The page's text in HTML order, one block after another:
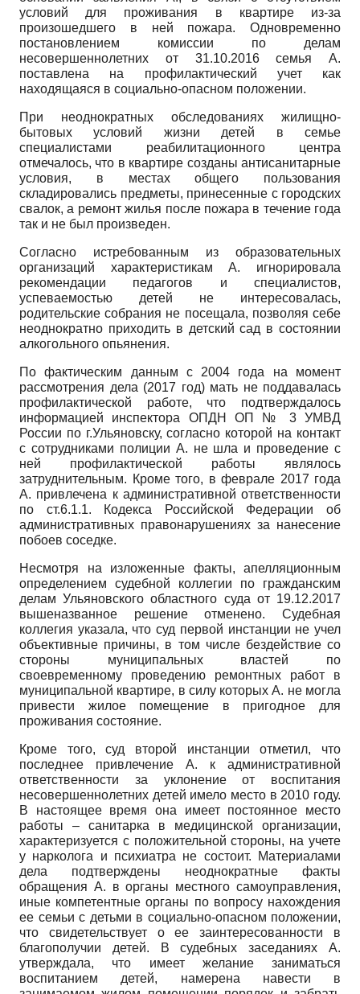
условий для проживания в квартире из-за
произошедшего в ней пожара. Одновременно
постановлением комиссии по делам
несовершеннолетних от 31.10.2016 семья А.
поставлена на профилактический учет как
находящаяся в социально-опасном положении.
При неоднократных обследованиях жилищно-
бытовых условий жизни детей в семье
специалистами реабилитационного центра
отмечалось, что в квартире созданы антисанитарные
условия, в местах общего пользования
складировались предметы, принесенные с городских
свалок, а ремонт жилья после пожара в течение года
так и не был произведен.
Согласно истребованным из образовательных
организаций характеристикам А. игнорировала
рекомендации педагогов и специалистов,
успеваемостью детей не интересовалась,
родительские собрания не посещала, позволяя себе
неоднократно приходить в детский сад в состоянии
алкогольного опьянения.
По фактическим данным с 2004 года на момент
рассмотрения дела (2017 год) мать не поддавалась
профилактической работе, что подтверждалось
информацией инспектора ОПДН ОП № 3 УМВД
России по г.Ульяновску, согласно которой на контакт
с сотрудниками полиции А. не шла и проведение с
ней профилактической работы являлось
затруднительным. Кроме того, в феврале 2017 года
А. привлечена к административной ответственности
по ст.6.1.1. Кодекса Российской Федерации об
административных правонарушениях за нанесение
побоев соседке.
Несмотря на изложенные факты, апелляционным
определением судебной коллегии по гражданским
делам Ульяновского областного суда от 19.12.2017
вышеназванное решение отменено. Судебная
коллегия указала, что суд первой инстанции не учел
объективные причины, в том числе бездействие со
стороны муниципальных властей по
своевременному проведению ремонтных работ в
муниципальной квартире, в силу которых А. не могла
привести жилое помещение в пригодное для
проживания состояние.
Кроме того, суд второй инстанции отметил, что
последнее привлечение А. к административной
ответственности за уклонение от воспитания
несовершеннолетних детей имело место в 2010 году.
В настоящее время она имеет постоянное место
работы – санитарка в медицинской организации,
характеризуется с положительной стороны, на учете
у нарколога и психиатра не состоит. Материалами
дела подтверждены неоднократные факты
обращения А. в органы местного самоуправления,
иные компетентные органы по вопросу нахождения
ее семьи с детьми в социально-опасном положении,
что свидетельствует о ее заинтересованности в
благополучии детей. В судебных заседаниях А.
утверждала, что имеет желание заниматься
воспитанием детей, намерена навести в